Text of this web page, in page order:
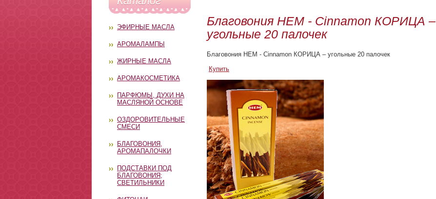
ЭФИРНЫЕ МАСЛА
АРОМАЛАМПЫ
ЖИРНЫЕ МАСЛА
АРОМАКОСМЕТИКА
ПАРФЮМЫ, ДУХИ НА
МАСЛЯНОЙ ОСНОВЕ
ОЗДОРОВИТЕЛЬНЫЕ
СМЕСИ
БЛАГОВОНИЯ,
АРОМАПАЛОЧКИ
ПОДСТАВКИ ПОД
БЛАГОВОНИЯ;
СВЕТИЛЬНИКИ
Благовония HEM - Cinnamon КОРИЦА –
угольные 20 палочек
Благовония HEM - Cinnamon КОРИЦА – угольные 20 палочек
Купить